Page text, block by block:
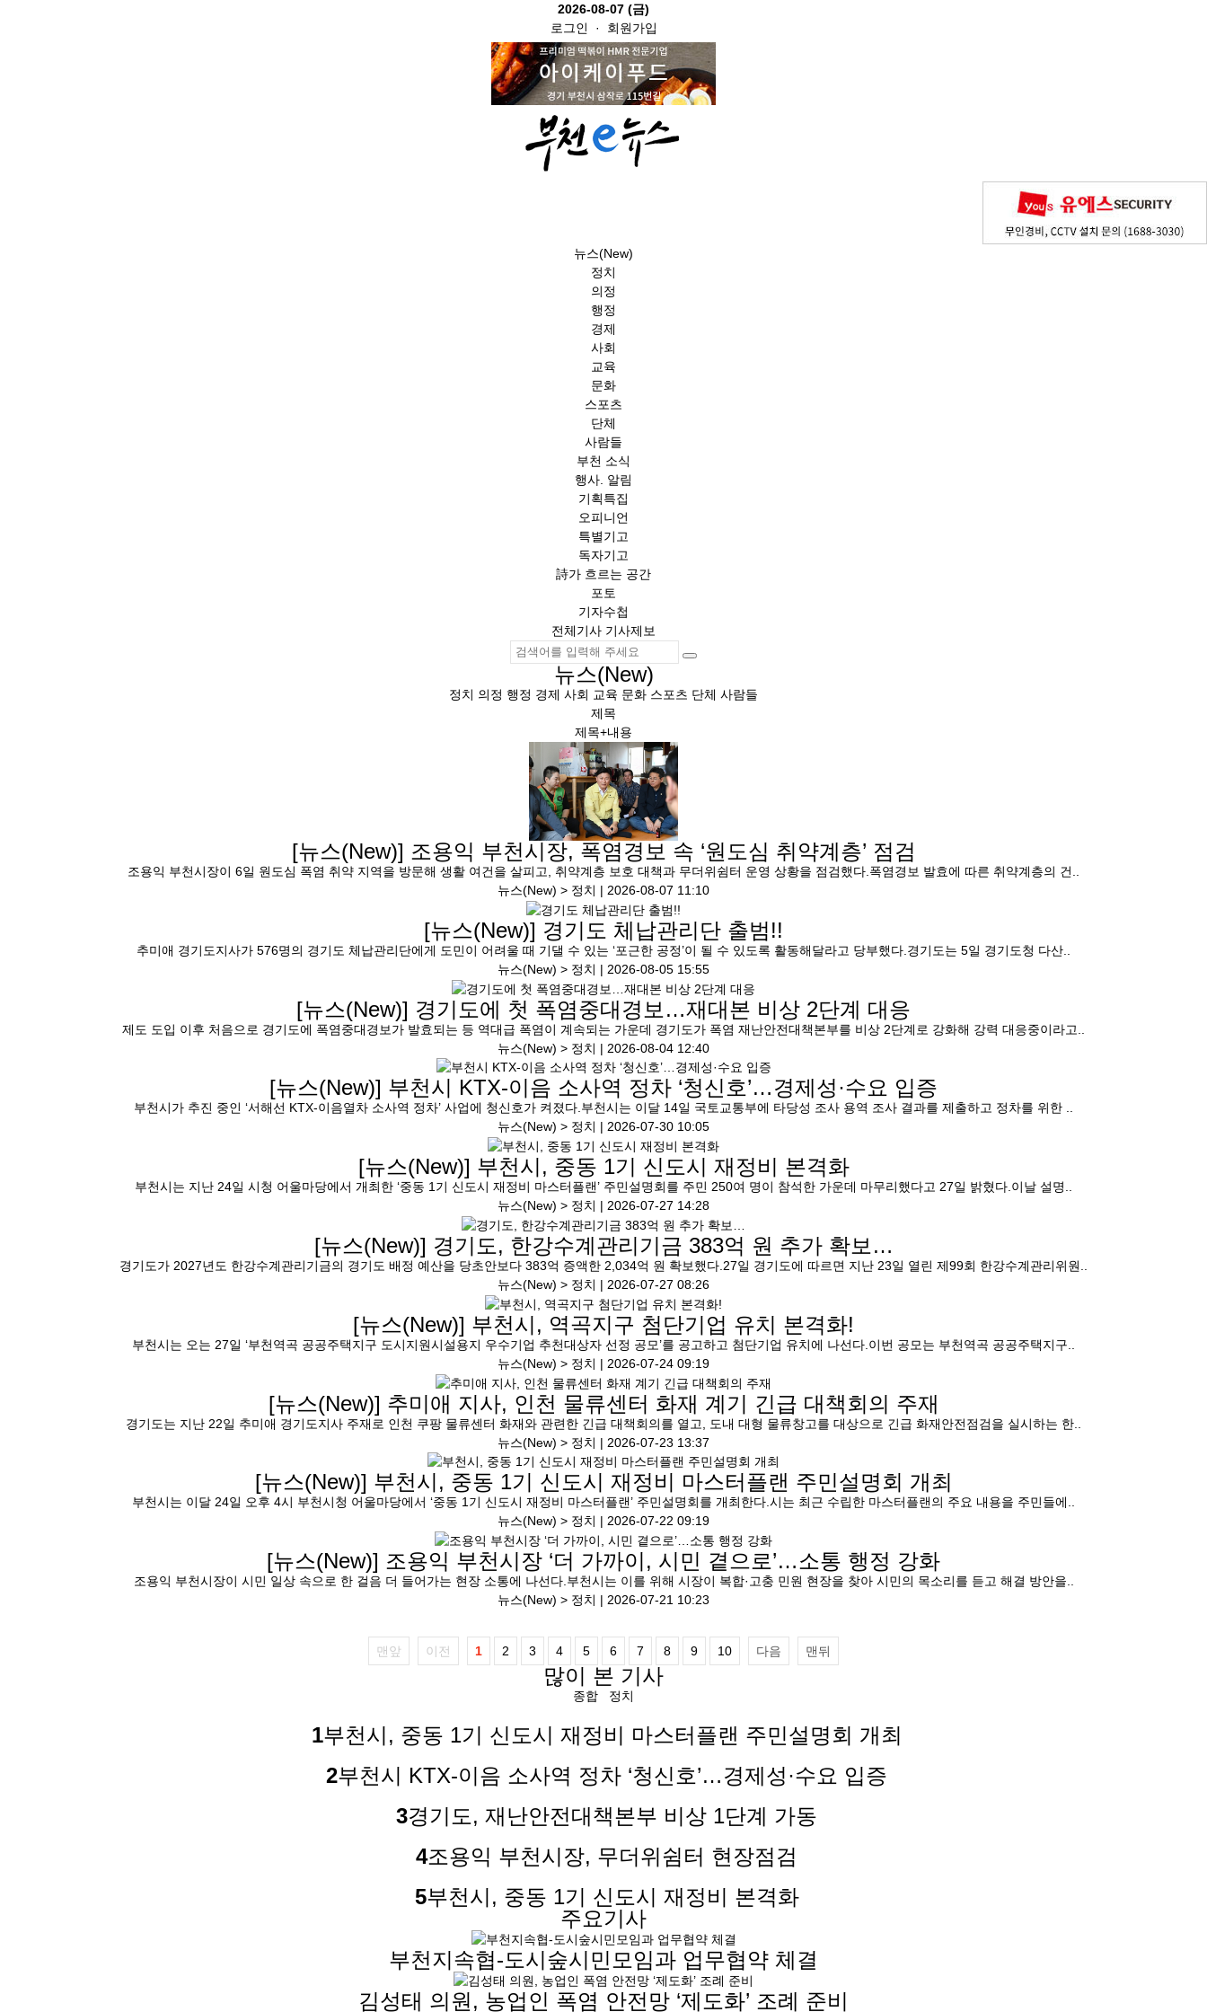
2026-08-07 (금)
로그인 · 회원가입
뉴스(New)
정치
의정
행정
경제
사회
교육
문화
스포츠
단체
사람들
부천 소식
행사. 알림
기획특집
오피니언
특별기고
독자기고
詩가 흐르는 공간
포토
기자수첩
전체기사 기사제보
뉴스(New)
정치 의정 행정 경제 사회 교육 문화 스포츠 단체 사람들
제목
제목+내용
[뉴스(New)] 조용익 부천시장, 폭염경보 속 ‘원도심 취약계층’ 점검
조용익 부천시장이 6일 원도심 폭염 취약 지역을 방문해 생활 여건을 살피고, 취약계층 보호 대책과 무더위쉼터 운영 상황을 점검했다.폭염경보 발효에 따른 취약계층의 건..
뉴스(New) > 정치 | 2026-08-07 11:10
[뉴스(New)] 경기도 체납관리단 출범!!
추미애 경기도지사가 576명의 경기도 체납관리단에게 도민이 어려울 때 기댈 수 있는 ‘포근한 공정’이 될 수 있도록 활동해달라고 당부했다.경기도는 5일 경기도청 다산..
뉴스(New) > 정치 | 2026-08-05 15:55
[뉴스(New)] 경기도에 첫 폭염중대경보…재대본 비상 2단계 대응
제도 도입 이후 처음으로 경기도에 폭염중대경보가 발효되는 등 역대급 폭염이 계속되는 가운데 경기도가 폭염 재난안전대책본부를 비상 2단계로 강화해 강력 대응중이라고..
뉴스(New) > 정치 | 2026-08-04 12:40
[뉴스(New)] 부천시 KTX-이음 소사역 정차 ‘청신호’…경제성·수요 입증
부천시가 추진 중인 ‘서해선 KTX-이음열차 소사역 정차’ 사업에 청신호가 켜졌다.부천시는 이달 14일 국토교통부에 타당성 조사 용역 조사 결과를 제출하고 정차를 위한 ..
뉴스(New) > 정치 | 2026-07-30 10:05
[뉴스(New)] 부천시, 중동 1기 신도시 재정비 본격화
부천시는 지난 24일 시청 어울마당에서 개최한 ‘중동 1기 신도시 재정비 마스터플랜’ 주민설명회를 주민 250여 명이 참석한 가운데 마무리했다고 27일 밝혔다.이날 설명..
뉴스(New) > 정치 | 2026-07-27 14:28
[뉴스(New)] 경기도, 한강수계관리기금 383억 원 추가 확보…
경기도가 2027년도 한강수계관리기금의 경기도 배정 예산을 당초안보다 383억 증액한 2,034억 원 확보했다.27일 경기도에 따르면 지난 23일 열린 제99회 한강수계관리위원..
뉴스(New) > 정치 | 2026-07-27 08:26
[뉴스(New)] 부천시, 역곡지구 첨단기업 유치 본격화!
부천시는 오는 27일 ‘부천역곡 공공주택지구 도시지원시설용지 우수기업 추천대상자 선정 공모’를 공고하고 첨단기업 유치에 나선다.이번 공모는 부천역곡 공공주택지구..
뉴스(New) > 정치 | 2026-07-24 09:19
[뉴스(New)] 추미애 지사, 인천 물류센터 화재 계기 긴급 대책회의 주재
경기도는 지난 22일 추미애 경기도지사 주재로 인천 쿠팡 물류센터 화재와 관련한 긴급 대책회의를 열고, 도내 대형 물류창고를 대상으로 긴급 화재안전점검을 실시하는 한..
뉴스(New) > 정치 | 2026-07-23 13:37
[뉴스(New)] 부천시, 중동 1기 신도시 재정비 마스터플랜 주민설명회 개최
부천시는 이달 24일 오후 4시 부천시청 어울마당에서 ‘중동 1기 신도시 재정비 마스터플랜’ 주민설명회를 개최한다.시는 최근 수립한 마스터플랜의 주요 내용을 주민들에..
뉴스(New) > 정치 | 2026-07-22 09:19
[뉴스(New)] 조용익 부천시장 ‘더 가까이, 시민 곁으로’…소통 행정 강화
조용익 부천시장이 시민 일상 속으로 한 걸음 더 들어가는 현장 소통에 나선다.부천시는 이를 위해 시장이 복합·고충 민원 현장을 찾아 시민의 목소리를 듣고 해결 방안을..
뉴스(New) > 정치 | 2026-07-21 10:23
맨앞 이전 1 2 3 4 5 6 7 8 9 10 다음 맨뒤
많이 본 기사
종합 정치
1부천시, 중동 1기 신도시 재정비 마스터플랜 주민설명회 개최
2부천시 KTX-이음 소사역 정차 ‘청신호’…경제성·수요 입증
3경기도, 재난안전대책본부 비상 1단계 가동
4조용익 부천시장, 무더위쉼터 현장점검
5부천시, 중동 1기 신도시 재정비 본격화
주요기사
부천지속협-도시숲시민모임과 업무협약 체결
김성태 의원, 농업인 폭염 안전망 ‘제도화’ 조례 준비